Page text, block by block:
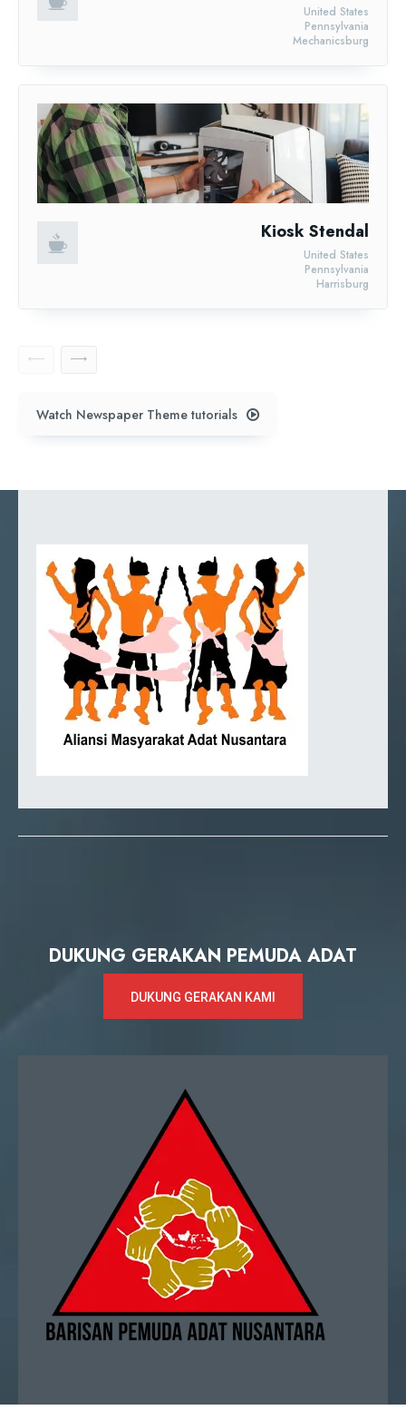
Mechanicsburg
Pennsylvania
United States
Kiosk Stendal
Harrisburg
Pennsylvania
United States
Watch Newspaper Theme tutorials
DUKUNG GERAKAN PEMUDA ADAT
DUKUNG GERAKAN KAMI